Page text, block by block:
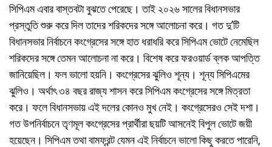
সিপিএম এবার বাস্তবটা বুঝতে পেরেছে। তাই ২০২৬ সালের বিধানসভার
প্রস্তুতি শুরু করে দিল তাদের শরিকদের সঙ্গে আলোচনা করে। গত দু’টি
বিধানসভার নির্বাচনে কংগ্রেসের সঙ্গে হাত ধরাধরি করে সিপিএম ভোটে নেমেছিল
শরিকদের সঙ্গে তেমন আলোচনা না করে। বিশেষ করে ফরওয়ার্ড ব্লক আপত্তি
জানিয়েছিল। ফল ভালো হয়নি। কংগ্রেসের ঝুলিও শূন্য। শূন্য সিপিএমের
ঝুলিও। অর্থাৎ ৩৪ বছর রাজ্য শাসন করে সিপিএম কংগ্রেসের সঙ্গে মিত্রতা
করে। ফলে বিধানসভায় এই দলের কোনও মুখ নেই। কংগ্রেসেরও সেই দশা।
গত উপনির্বাচনে তৃণমূল কংগ্রেসের প্রার্থীরা ছয়টি আসনেই বিপুল ভোটে জয়ী
হয়েছেন। সিপিএম তথা বামফ্রন্ট যেমন এই নির্বাচনে ভালো কিছু করতে পারেনি,